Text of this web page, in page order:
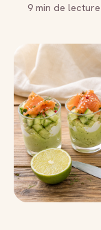
9 min de lecture